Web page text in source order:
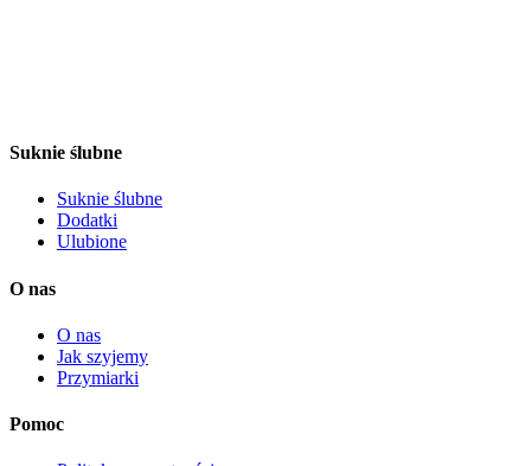
Suknie ślubne
Suknie ślubne
Dodatki
Ulubione
O nas
O nas
Jak szyjemy
Przymiarki
Pomoc